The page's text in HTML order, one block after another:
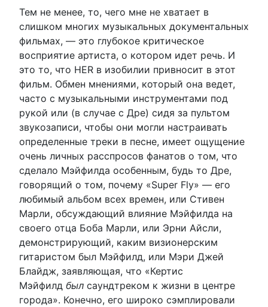
Тем не менее, то, чего мне не хватает в
слишком многих музыкальных документальных
фильмах, — это глубокое критическое
восприятие артиста, о котором идет речь. И
это то, что HER в изобилии привносит в этот
фильм. Обмен мнениями, который она ведет,
часто с музыкальными инструментами под
рукой или (в случае с Дре) сидя за пультом
звукозаписи, чтобы они могли настраивать
определенные треки в песне, имеет ощущение
очень личных расспросов фанатов о том, что
сделало Мэйфилда особенным, будь то Дре,
говорящий о том, почему «Super Fly» — его
любимый альбом всех времен, или Стивен
Марли, обсуждающий влияние Мэйфилда на
своего отца Боба Марли, или Эрни Айсли,
демонстрирующий, каким визионерским
гитаристом был Мэйфилд, или Мэри Джей
Блайдж, заявляющая, что «Кертис
Мэйфилд был саундтреком к жизни в центре
города». Конечно, его широко сэмплировали